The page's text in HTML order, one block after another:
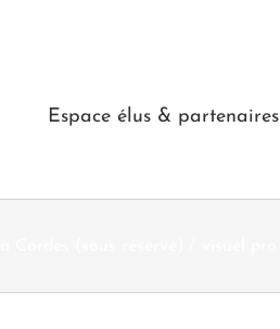
Espace élus & partenaires